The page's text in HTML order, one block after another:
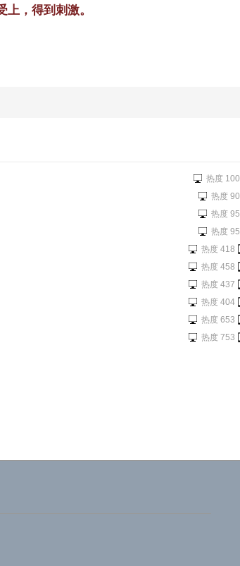
，得到刺激。
热度 100
热度 90
热度 95
热度 95
热度 418
热度 458
热度 437
热度 404
热度 653
热度 753